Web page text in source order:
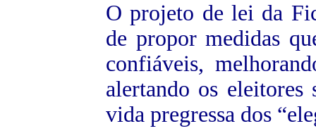
O projeto de lei da
de propor medidas
confiáveis,
alertando os eleitores
vida pregressa dos